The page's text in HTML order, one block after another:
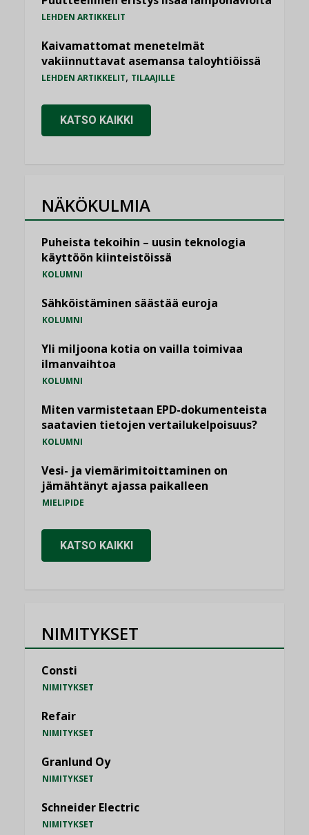
LEHDEN ARTIKKELIT
Kaivamattomat menetelmät
vakiinnuttavat asemansa taloyhtiöissä
LEHDEN ARTIKKELIT, TILAAJILLE
KATSO KAIKKI
NÄKÖKULMIA
Puheista tekoihin – uusin teknologia
käyttöön kiinteistöissä
KOLUMNI
Sähköistäminen säästää euroja
KOLUMNI
Yli miljoona kotia on vailla toimivaa
ilmanvaihtoa
KOLUMNI
Miten varmistetaan EPD-dokumenteista
saatavien tietojen vertailukelpoisuus?
KOLUMNI
Vesi- ja viemärimitoittaminen on
jämähtänyt ajassa paikalleen
MIELIPIDE
KATSO KAIKKI
NIMITYKSET
Consti
NIMITYKSET
Refair
NIMITYKSET
Granlund Oy
NIMITYKSET
Schneider Electric
NIMITYKSET